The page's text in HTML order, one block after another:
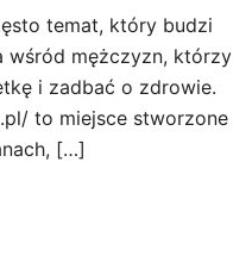
temat, który budzi
wśród mężczyzn, którzy
i zadbać o zdrowie.
to miejsce stworzone
[…]